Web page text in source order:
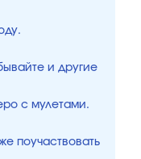
и другие
с мулетами.
поучаствовать